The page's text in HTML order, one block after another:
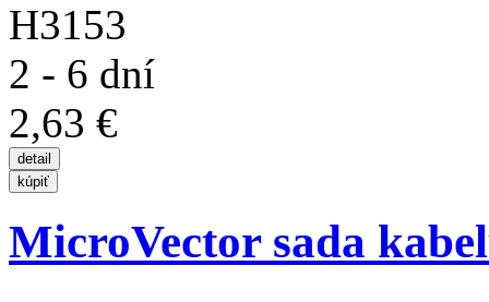
H3153
2 - 6 dní
2,63 €
MicroVector sada